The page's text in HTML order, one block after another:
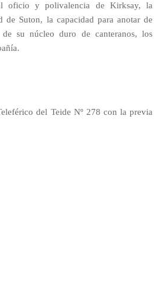
oficio y polivalencia de Kirksay, la
de Suton, la capacidad para anotar de
su núcleo duro de canteranos, los
del Teide Nº 278 con la previa